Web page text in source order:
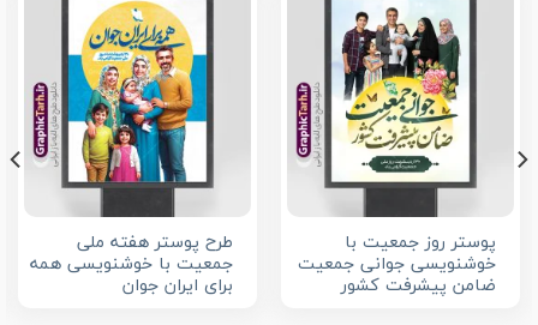
پوستر روز جمعیت با
خوشنویسی جوانی جمعیت
ضامن پیشرفت کشور
طرح پوستر هفته ملی
جمعیت با خوشنویسی همه
برای ایران جوان